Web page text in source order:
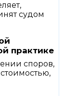
судом
практике
споров,